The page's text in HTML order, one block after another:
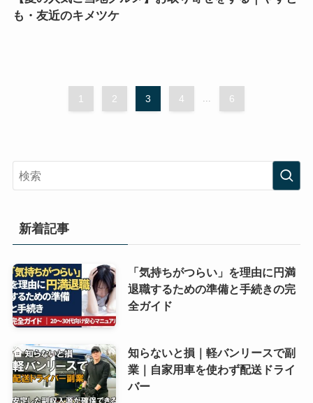
も・友近のキメツケ
1 2 3 4 ... 6
新着記事
「気持ちがつらい」を理由に円満
退職するための準備と手続きの完
全ガイド
知らないと損｜軽バンリースで副
業｜自家用車を使わず配送ドライ
バー